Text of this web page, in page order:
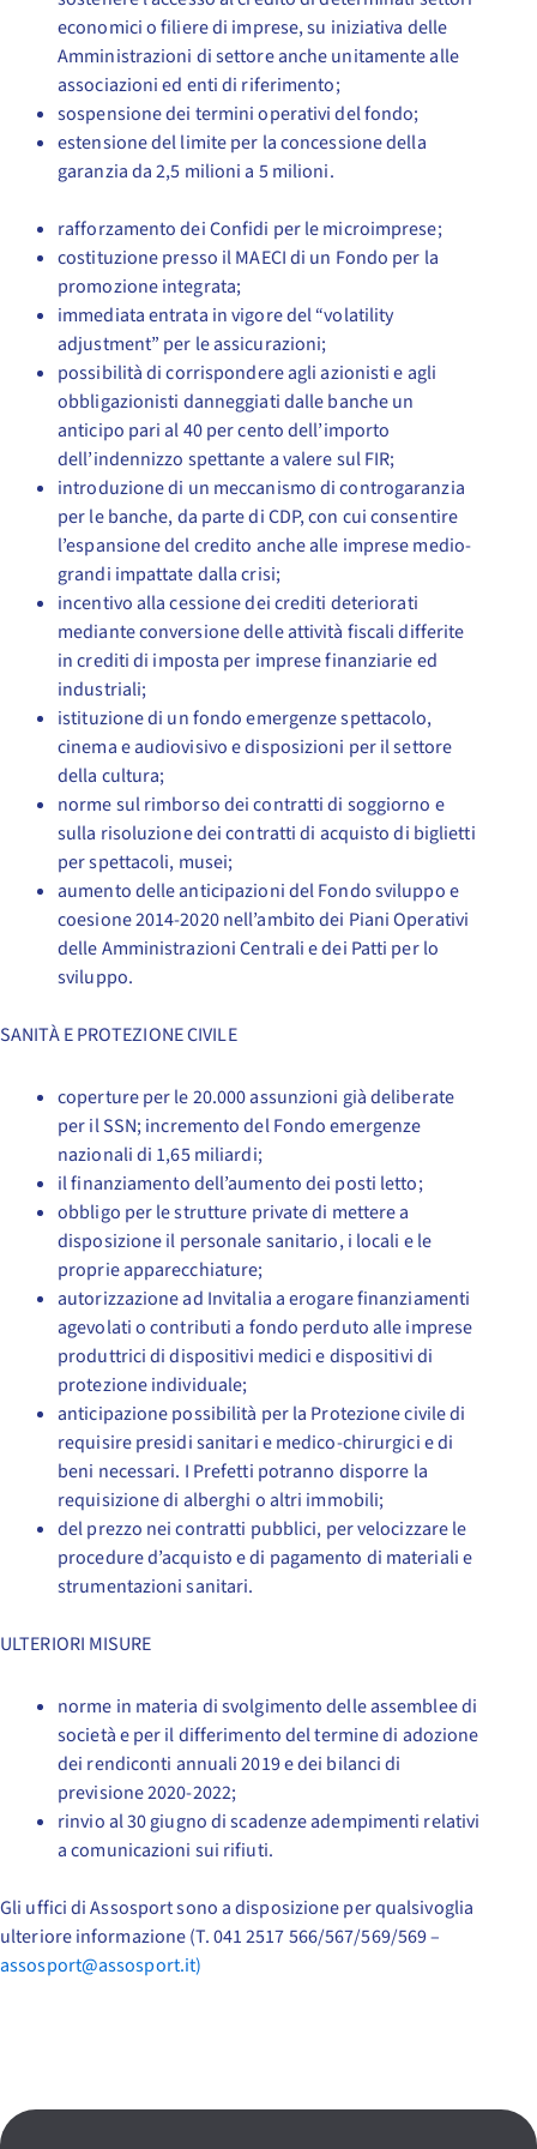
economici o filiere di imprese, su iniziativa delle
Amministrazioni di settore anche unitamente alle
associazioni ed enti di riferimento;
sospensione dei termini operativi del fondo;
estensione del limite per la concessione della
garanzia da 2,5 milioni a 5 milioni.
rafforzamento dei Confidi per le microimprese;
costituzione presso il MAECI di un Fondo per la
promozione integrata;
immediata entrata in vigore del “volatility
adjustment” per le assicurazioni;
possibilità di corrispondere agli azionisti e agli
obbligazionisti danneggiati dalle banche un
anticipo pari al 40 per cento dell’importo
dell’indennizzo spettante a valere sul FIR;
introduzione di un meccanismo di controgaranzia
per le banche, da parte di CDP, con cui consentire
l’espansione del credito anche alle imprese medio-
grandi impattate dalla crisi;
incentivo alla cessione dei crediti deteriorati
mediante conversione delle attività fiscali differite
in crediti di imposta per imprese finanziarie ed
industriali;
istituzione di un fondo emergenze spettacolo,
cinema e audiovisivo e disposizioni per il settore
della cultura;
norme sul rimborso dei contratti di soggiorno e
sulla risoluzione dei contratti di acquisto di biglietti
per spettacoli, musei;
aumento delle anticipazioni del Fondo sviluppo e
coesione 2014-2020 nell’ambito dei Piani Operativi
delle Amministrazioni Centrali e dei Patti per lo
sviluppo.
SANITÀ E PROTEZIONE CIVILE
coperture per le 20.000 assunzioni già deliberate
per il SSN; incremento del Fondo emergenze
nazionali di 1,65 miliardi;
il finanziamento dell’aumento dei posti letto;
obbligo per le strutture private di mettere a
disposizione il personale sanitario, i locali e le
proprie apparecchiature;
autorizzazione ad Invitalia a erogare finanziamenti
agevolati o contributi a fondo perduto alle imprese
produttrici di dispositivi medici e dispositivi di
protezione individuale;
anticipazione possibilità per la Protezione civile di
requisire presidi sanitari e medico-chirurgici e di
beni necessari. I Prefetti potranno disporre la
requisizione di alberghi o altri immobili;
del prezzo nei contratti pubblici, per velocizzare le
procedure d’acquisto e di pagamento di materiali e
strumentazioni sanitari.
ULTERIORI MISURE
norme in materia di svolgimento delle assemblee di
società e per il differimento del termine di adozione
dei rendiconti annuali 2019 e dei bilanci di
previsione 2020-2022;
rinvio al 30 giugno di scadenze adempimenti relativi
a comunicazioni sui rifiuti.
Gli uffici di Assosport sono a disposizione per qualsivoglia
ulteriore informazione (T. 041 2517 566/567/569/569 –
assosport@assosport.it)